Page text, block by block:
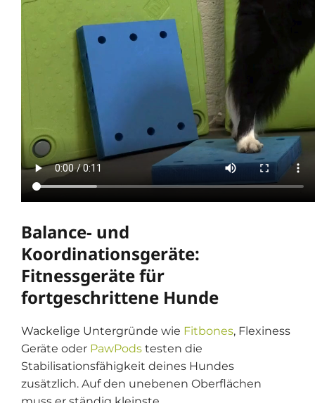
Balance- und
Koordinationsgeräte:
Fitnessgeräte für
fortgeschrittene Hunde
Wackelige Untergründe wie Fitbones, Flexiness
Geräte oder PawPods testen die
Stabilisationsfähigkeit deines Hundes
zusätzlich. Auf den unebenen Oberflächen